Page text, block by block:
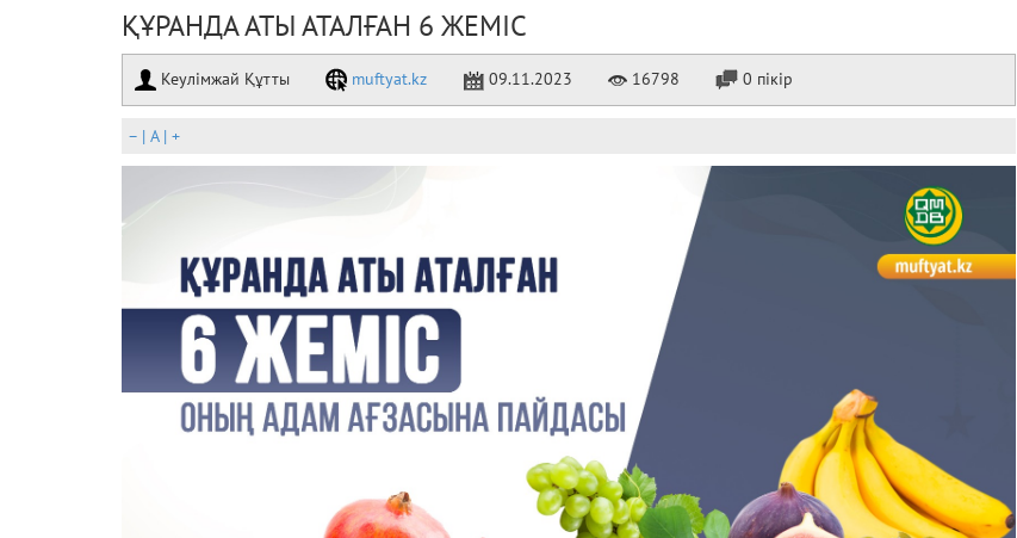
ҚҰРАНДА АТЫ АТАЛҒАН 6 ЖЕМІС
Кеулімжай Құтты muftyat.kz 09.11.2023 16798 0 пікір
– | A| +